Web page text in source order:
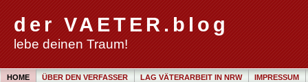
der VAETER.blog
lebe deinen Traum!
HOME ÜBER DEN VERFASSER LAG VÄTERARBEIT IN NRW IMPRESSUM